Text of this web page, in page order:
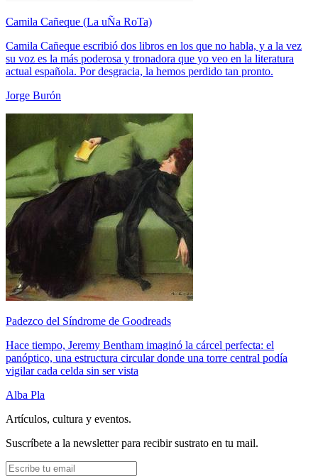
Camila Cañeque (La uÑa RoTa)
Camila Cañeque escribió dos libros en los que no habla, y a la vez
su voz es la más poderosa y tronadora que yo veo en la literatura
actual española. Por desgracia, la hemos perdido tan pronto.
Jorge Burón
Padezco del Síndrome de Goodreads
Hace tiempo, Jeremy Bentham imaginó la cárcel perfecta: el
panóptico, una estructura circular donde una torre central podía
vigilar cada celda sin ser vista
Alba Pla
Artículos, cultura y eventos.
Suscríbete a la newsletter para recibir sustrato en tu mail.